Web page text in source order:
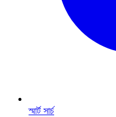
স্মার্ট সার্চ